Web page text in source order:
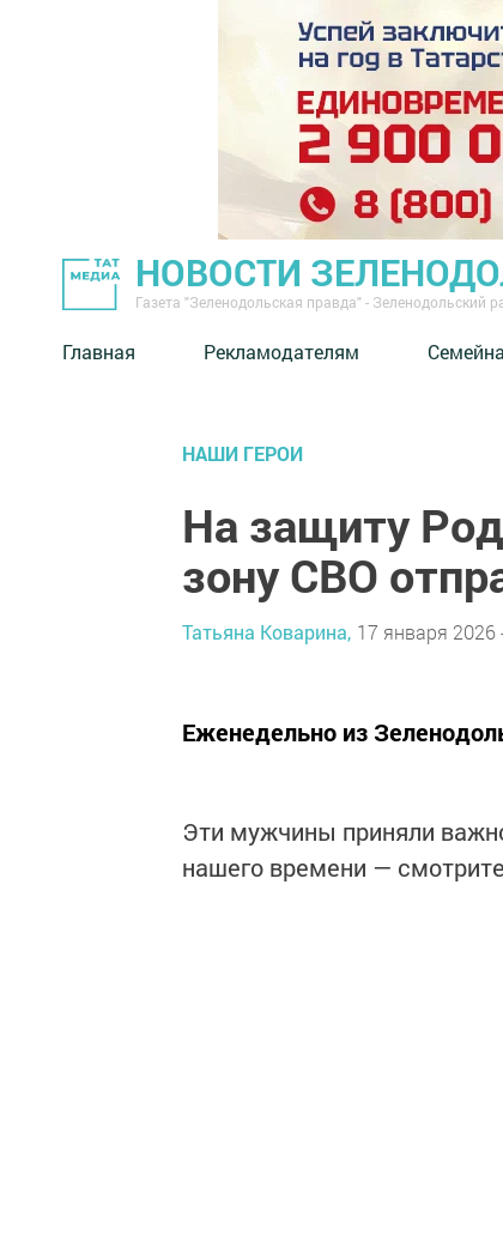
НОВОСТИ
Газета "Зеленодольская правда" - Зеленодольский
Главная Рекламодателям
НАШИ ГЕРОИ
На защиту
зону СВО
Татьяна Коварина, 17 января 2026
Еженедельно из
Эти мужчины приняли
нашего времени —